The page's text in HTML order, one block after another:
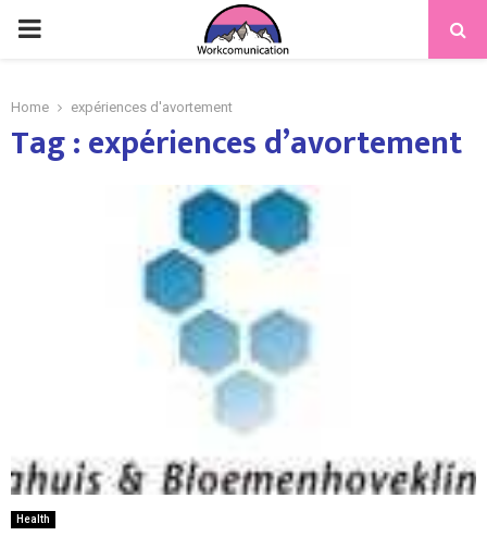
PRIMARY
Home expériences d'avortement
Tag : expériences d’avortement
Health